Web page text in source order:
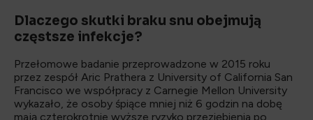
Dlaczego skutki braku snu obejmują
częstsze infekcje?
Przełomowe badanie przeprowadzone w 2015 roku
przez zespół Aric Prathera z University of California San
Francisco we współpracy z Carnegie Mellon University
wykazało, że osoby śpiące mniej niż 6 godzin na dobę
mają czterokrotnie wyższe ryzyko przeziębienia po